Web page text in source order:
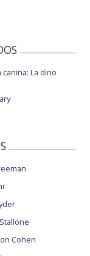
canina: La dino
Cohen